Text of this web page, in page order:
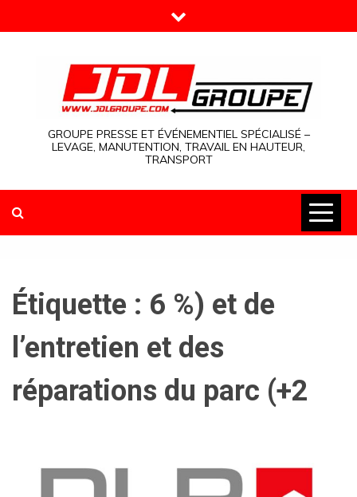
to
GROUPE PRESSE ET ÉVÉNEMENTIEL SPÉCIALISÉ –
LEVAGE, MANUTENTION, TRAVAIL EN HAUTEUR,
TRANSPORT
Étiquette : 6 %) et de
l’entretien et des
réparations du parc (+2